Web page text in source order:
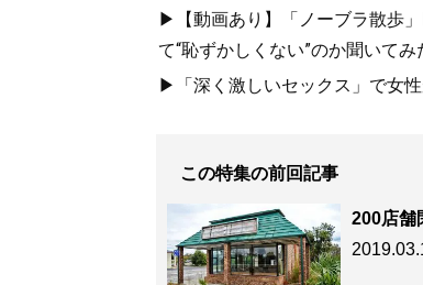
▶【動画あり】「ノーブラ散歩
て“恥ずかしくない”のか聞いてみ
▶「深く激しいセックス」で女
この特集の前回記事
200店舗